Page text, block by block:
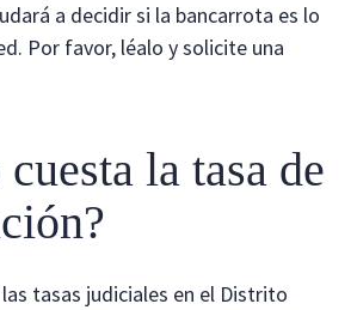
a decidir si la bancarrota es lo
Por favor, léalo y solicite una
la tasa de
tasas judiciales en el Distrito